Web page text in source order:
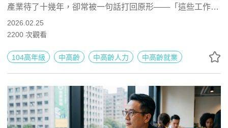
產業待了十幾年，卻常被一句話打回原形——「這些工作是
不是比較適合年輕人？」但實際走進現場就會發現，情況剛
好相反。當產業缺工、流動率高、容錯空間低，企業真正想
撐住場面的熟手。如果你開始懷疑自己的優勢，也許該重新
2026.02.25
2200 次觀看
104高年級 中高齡 中高齡人力 中高齡就業